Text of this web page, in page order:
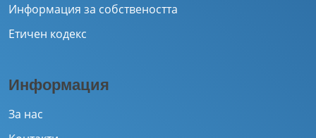
Информация за собствеността
Етичен кодекс
Информация
За нас